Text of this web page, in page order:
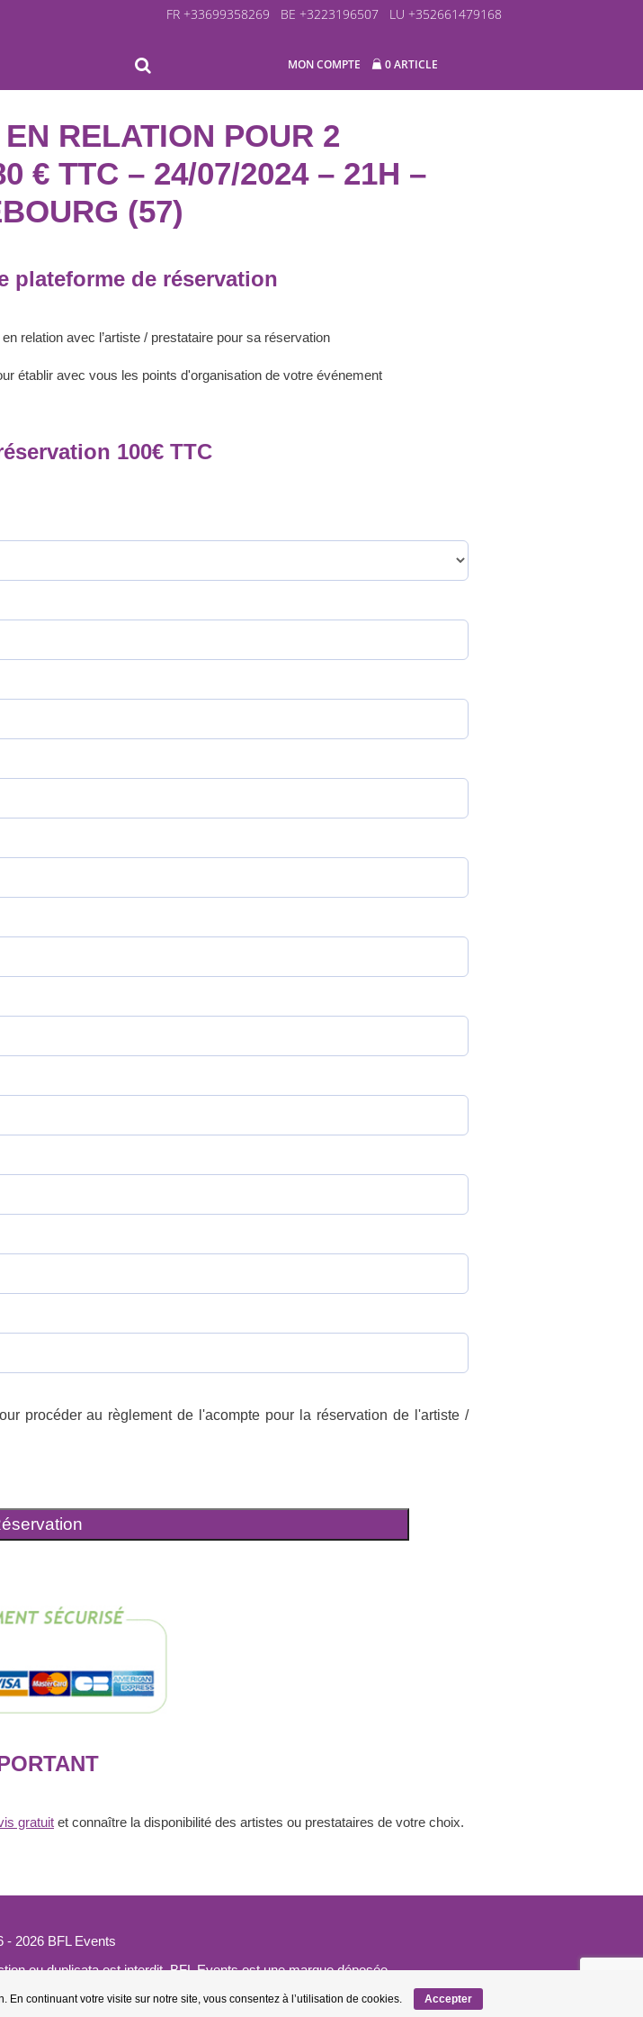
FR +33699358269 BE +3223196507 LU +352661479168
MON COMPTE 0 ARTICLE
RELATION POUR 2
€ TTC – 24/07/2024 – 21H –
(57)
plateforme de réservation
relation avec l’artiste / prestataire pour sa réservation
établir avec vous les points d'organisation de votre événement
100€TTC
procéder au règlement de l'acompte pour la réservation de l'artiste /
gratuit et connaître la disponibilité des artistes ou prestataires de votre choix.
- 2026 BFL Events
ou duplicata est interdit. BFL Events est une marque déposée.
légales|Politique de confidentialité
continuant votre visite sur notre site, vous consentez à l’utilisation de cookies. Accepter